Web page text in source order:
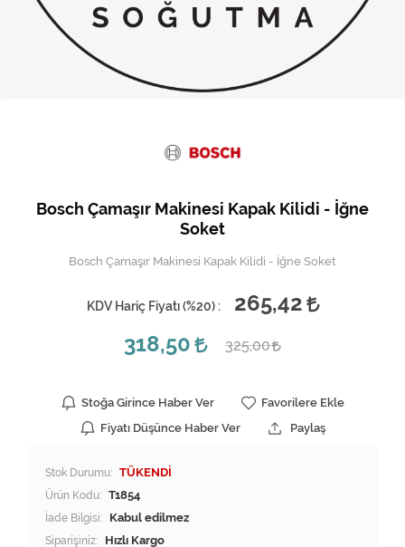
Kombi
Musluk
Soğutma Sistemleri
Şofben ve Termosifon
Bosch Çamaşır Makinesi Kapak Kilidi - İğne
Soket
Bosch Çamaşır Makinesi Kapak Kilidi - İğne Soket
KDV Hariç Fiyatı (%20) :
265,42
318,50
325,00
Stoğa Girince Haber Ver
Favorilere Ekle
Fiyatı Düşünce Haber Ver
Paylaş
Stok Durumu: TÜKENDİ
Ürün Kodu: T1854
İade Bilgisi:
Siparişiniz: Hızlı Kargo